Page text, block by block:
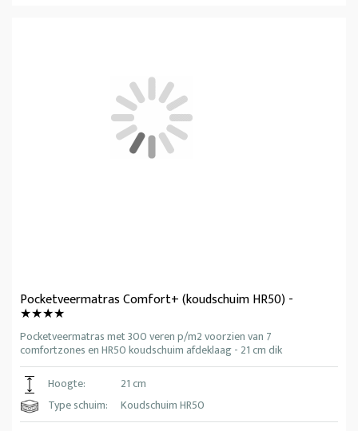
Pocketveermatras Comfort+ (koudschuim HR50) -
★★★★
Pocketveermatras met 300 veren p/m2 voorzien van 7
comfortzones en HR50 koudschuim afdeklaag - 21 cm dik
Hoogte:
21 cm
Type schuim:
Koudschuim HR50